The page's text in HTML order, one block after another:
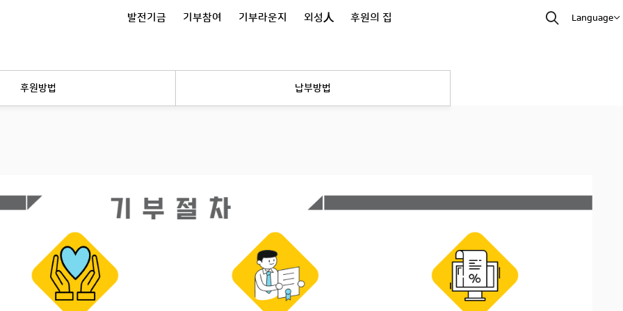
발전기금 기부참여 기부라운지 외성人 후원의 집 Language
후원방법 납부방법